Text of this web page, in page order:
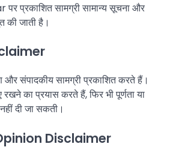
प्रकाशित सामग्री सामान्य सूचना और
की जाती है।
संपादकीय सामग्री प्रकाशित करते हैं।
रखने का प्रयास करते हैं, फिर भी पूर्णता या
दी जा सकती।
Disclaimer